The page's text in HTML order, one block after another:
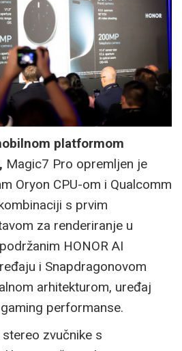
platformom
, Magic7 Pro opremljen je
Oryon CPU-om i Qualcomm
s prvim
za renderiranje u
HONOR AI
i Snapdragonovom
arhitekturom, uređaj
performanse.
zvučnike s